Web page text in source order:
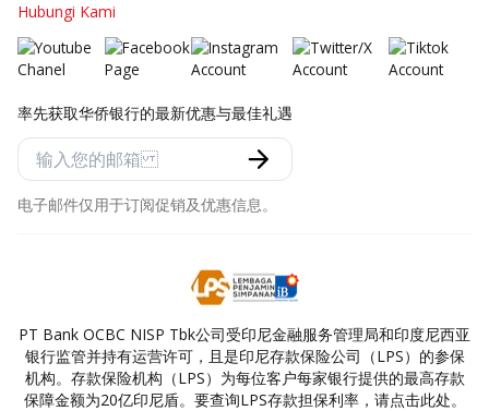
Hubungi Kami
率先获取华侨银行的最新优惠与最佳礼遇
电子邮件仅用于订阅促销及优惠信息。
PT Bank OCBC NISP Tbk公司受印尼金融服务管理局和印度尼西亚
银行监管并持有运营许可，且是印尼存款保险公司（LPS）的参保
机构。存款保险机构（LPS）为每位客户每家银行提供的最高存款
保障金额为20亿印尼盾。要查询LPS存款担保利率，请点击此处。